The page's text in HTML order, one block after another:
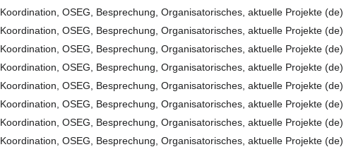
Koordination, OSEG, Besprechung, Organisatorisches, aktuelle Projekte (de)
Koordination, OSEG, Besprechung, Organisatorisches, aktuelle Projekte (de)
Koordination, OSEG, Besprechung, Organisatorisches, aktuelle Projekte (de)
Koordination, OSEG, Besprechung, Organisatorisches, aktuelle Projekte (de)
Koordination, OSEG, Besprechung, Organisatorisches, aktuelle Projekte (de)
Koordination, OSEG, Besprechung, Organisatorisches, aktuelle Projekte (de)
Koordination, OSEG, Besprechung, Organisatorisches, aktuelle Projekte (de)
Koordination, OSEG, Besprechung, Organisatorisches, aktuelle Projekte (de)